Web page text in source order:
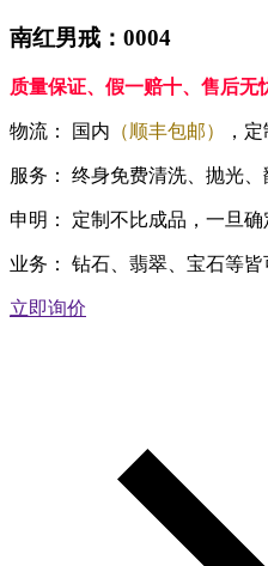
南红男戒：0004
质量保证、假一赔十、售后无
物流： 国内 （顺丰包邮） ，
服务： 终身免费清洗、抛光、
申明： 定制不比成品，一旦
业务： 钻石、翡翠、宝石等皆
立即询价